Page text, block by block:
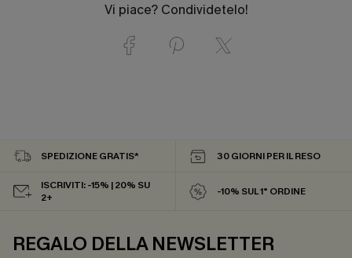
Vi piace? Condividetelo!
SPEDIZIONE GRATIS* 30 GIORNI PER IL RESO
ISCRIVITI: -15% | 20% SU
2+
-10% SUL 1° ORDINE
REGALO DELLA NEWSLETTER